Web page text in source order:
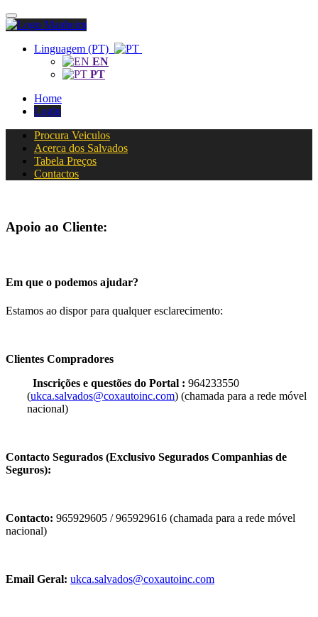
Linguagem (PT)
EN
PT
Home
Login
Procura Veiculos
Acerca dos Salvados
Tabela Preços
Contactos
Apoio ao Cliente:
Em que o podemos ajudar?
Estamos ao dispor para qualquer esclarecimento:
Clientes Compradores
Inscrições e questões do Portal : 964233550
(ukca.salvados@coxautoinc.com) (chamada para a rede móvel
nacional)
Contacto Segurados (Exclusivo Segurados Companhias de
Seguros):
Contacto: 965929605 / 965929616 (chamada para a rede móvel
nacional)
Email Geral: ukca.salvados@coxautoinc.com